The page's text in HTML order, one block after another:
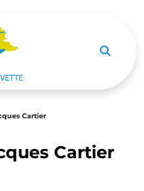
Cartier
Cartier